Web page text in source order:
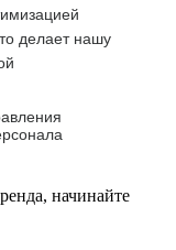
делает нашу
начинайте